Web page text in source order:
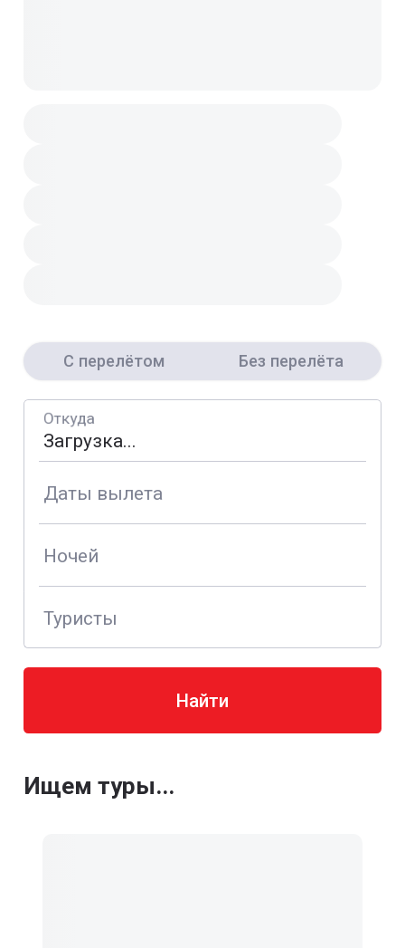
С перелётом Без перелёта
Откуда
Даты вылета
Ночей
Туристы
Найти
Ищем туры...